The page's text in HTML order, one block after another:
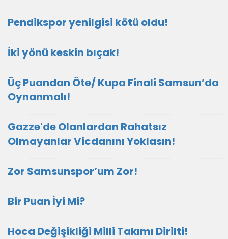
Pendikspor yenilgisi kötü oldu!
İki yönü keskin bıçak!
Üç Puandan Öte/ Kupa Finali Samsun’da
Oynanmalı!
Gazze'de Olanlardan Rahatsız
Olmayanlar Vicdanını Yoklasın!
Zor Samsunspor’um Zor!
Bir Puan İyi Mi?
Hoca Değişikliği Milli Takımı Dirilti!